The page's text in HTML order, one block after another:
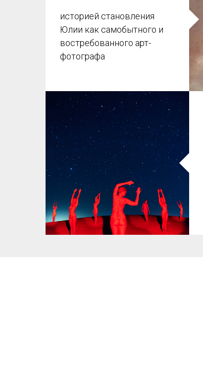
историей становления
Юлии как самобытного и
востребованного арт-
фотографа